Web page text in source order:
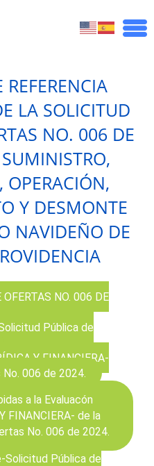
LA SOLICITUD
NO. 006 DE
OPERACIÓN,
Y DESMONTE
NAVIDEÑO DE
NO. 006 DE
Pública de
Y FINANCIERA-
006 de 2024.
a la Evaluacón
FINANCIERA- de la
No. 006 de 2024.
Solicitud Pública de